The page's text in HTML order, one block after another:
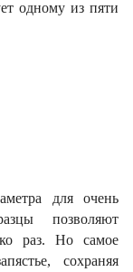
одному из пяти
для очень
позволяют
раз. Но самое
сохраняя